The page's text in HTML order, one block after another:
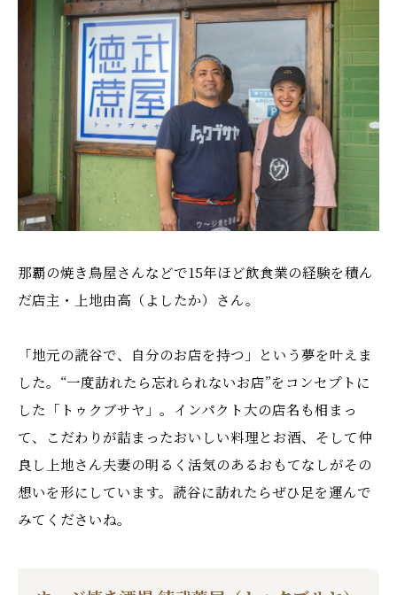
那覇の焼き鳥屋さんなどで15年ほど飲食業の経験を積ん
だ店主・上地由高（よしたか）さん。
「地元の読谷で、自分のお店を持つ」という夢を叶えま
した。“一度訪れたら忘れられないお店”をコンセプトに
した「トゥクブサヤ」。インパクト大の店名も相まっ
て、こだわりが詰まったおいしい料理とお酒、そして仲
良し上地さん夫妻の明るく活気のあるおもてなしがその
想いを形にしています。読谷に訪れたらぜひ足を運んで
みてくださいね。